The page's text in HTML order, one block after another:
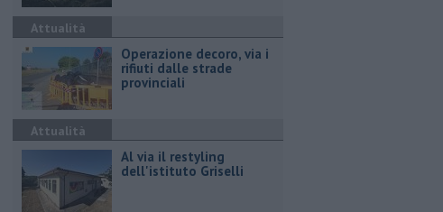
Attualità
Operazione decoro, via i
rifiuti dalle strade
provinciali
Attualità
Al via il restyling
dell'istituto Griselli